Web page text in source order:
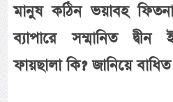
মানুষ কঠিন ভয়াবহ
ব্যাপারে সম্মানিত
ফায়ছালা কি? জানিয়ে